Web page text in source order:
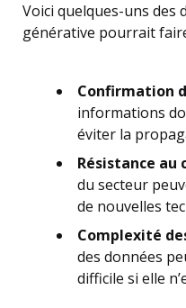
Voici quelques-uns des
générative pourrait
Confirmation
informations
éviter la
Résistance au
du secteur
de nouvelles
Complexité
des données
difficile si elle